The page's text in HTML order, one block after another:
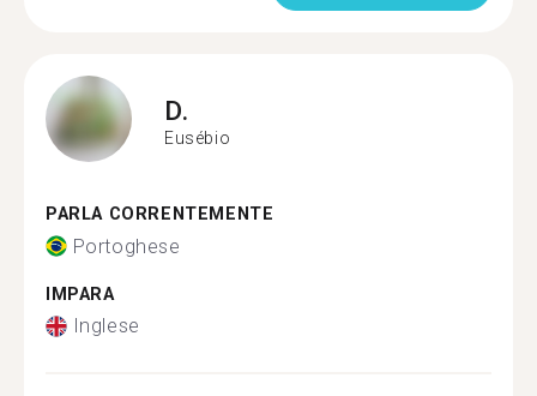
D.
Eusébio
PARLA CORRENTEMENTE
Portoghese
IMPARA
Inglese